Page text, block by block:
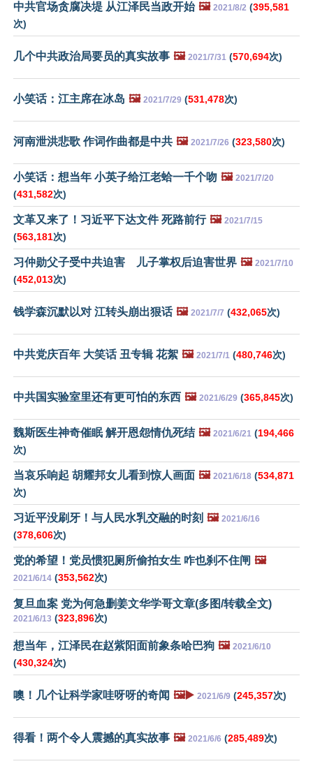
中共官场贪腐决堤 从江泽民当政开始 🖼️ 2021/8/2 (395,581
次)
几个中共政治局要员的真实故事 🖼️ 2021/7/31 (570,694次)
小笑话：江主席在冰岛 🖼️ 2021/7/29 (531,478次)
河南泄洪悲歌 作词作曲都是中共 🖼️ 2021/7/26 (323,580次)
小笑话：想当年 小英子给江老蛤一千个吻 🖼️ 2021/7/20
(431,582次)
文革又来了！习近平下达文件 死路前行 🖼️ 2021/7/15
(563,181次)
习仲勋父子受中共迫害 儿子掌权后迫害世界 🖼️ 2021/7/10
(452,013次)
钱学森沉默以对 江转头崩出狠话 🖼️ 2021/7/7 (432,065次)
中共党庆百年 大笑话 丑专辑 花絮 🖼️ 2021/7/1 (480,746次)
中共国实验室里还有更可怕的东西 🖼️ 2021/6/29 (365,845次)
魏斯医生神奇催眠 解开恩怨情仇死结 🖼️ 2021/6/21 (194,466
次)
当哀乐响起 胡耀邦女儿看到惊人画面 🖼️ 2021/6/18 (534,871
次)
习近平没刷牙！与人民水乳交融的时刻 🖼️ 2021/6/16
(378,606次)
党的希望！党员惯犯厕所偷拍女生 咋也刹不住闸 🖼️
2021/6/14 (353,562次)
复旦血案 党为何急删姜文华学哥文章(多图/转载全文)
2021/6/13 (323,896次)
想当年，江泽民在赵紫阳面前象条哈巴狗 🖼️ 2021/6/10
(430,324次)
噢！几个让科学家哇呀呀的奇闻 🖼️▶️ 2021/6/9 (245,357次)
得看！两个令人震撼的真实故事 🖼️ 2021/6/6 (285,489次)